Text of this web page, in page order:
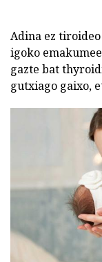
Adina ez
igoko
gazte bat
gutxiago gaixo,